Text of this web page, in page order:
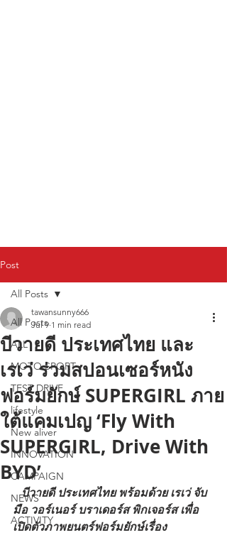
Post
All Posts
ALL
MOTO SPORT
TEST DRIVE
lifestyle
New aliver
INNOVATION
CAMPAIGN
NEWS
ACTIVITY
All Posts
บีวายดี ประเทศไทย และ
เรเว่ ร่วมสปอนเซอร์หนัง
ฟอร์มยักษ์ SUPERGIRL ภาย
ใต้แคมเปญ ‘Fly With
SUPERGIRL, Drive With
BYD’
tawansunny666
Jul 9 1 min read
   บีวายดี ประเทศไทย พร้อมด้วย เรเว่ จับ
มือ วอร์เนอร์ บราเดอร์ส พิกเจอร์ส เพื่อ
เปิดตัวภาพยนตร์ฟอร์มยักษ์เรื่อง